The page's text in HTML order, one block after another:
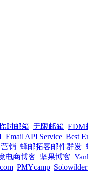
时邮箱 无限邮箱 EDM
Email API Service Best
销 蜂邮拓客邮件群发
电商博客 坚果博客
PMYcamp